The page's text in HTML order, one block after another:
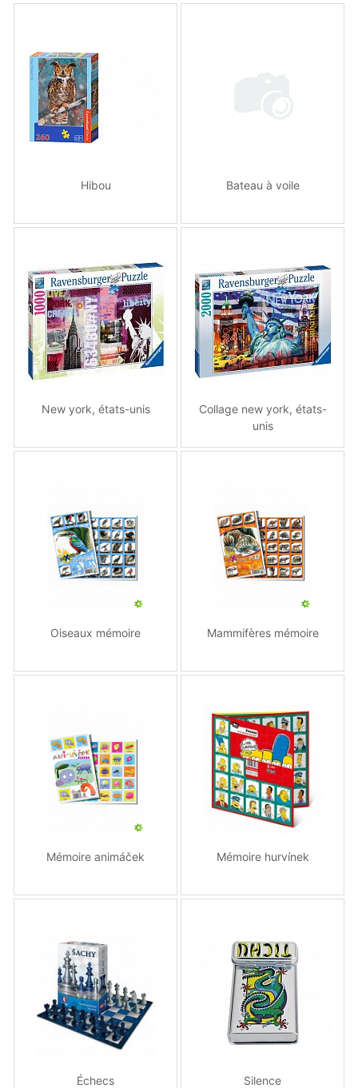
Hibou Bateau à voile
New york, états-unis
Collage new york, états-
unis
Oiseaux mémoire Mammifères mémoire
Mémoire animáček Mémoire hurvínek
Échecs Silence